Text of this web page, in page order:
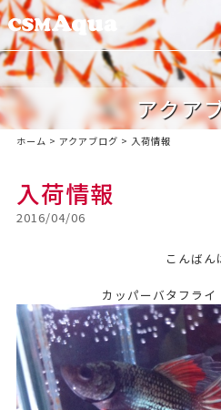
アクア
ホーム > アクアブログ > 入荷情報
入荷情報
2016/04/06
こんば
カッパーバタフラ